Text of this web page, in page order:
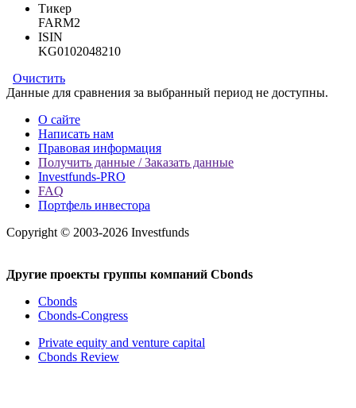
Тикер
FARM2
ISIN
KG0102048210
Очистить
Данные для сравнения за выбранный период не доступны.
О сайте
Написать нам
Правовая информация
Получить данные / Заказать данные
Investfunds-PRO
FAQ
Портфель инвестора
Copyright © 2003-2026 Investfunds
Другие проекты группы компаний Cbonds
Cbonds
Cbonds-Congress
Private equity and venture capital
Cbonds Review